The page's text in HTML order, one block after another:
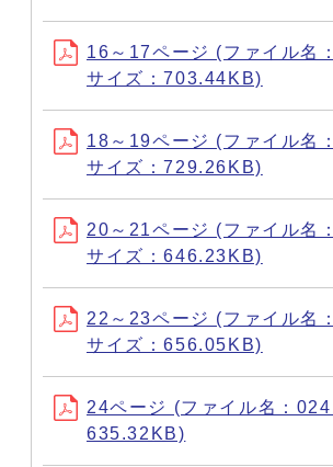
16～17ページ (ファイル名
サイズ：703.44KB)
18～19ページ (ファイル名
サイズ：729.26KB)
20～21ページ (ファイル名
サイズ：646.23KB)
22～23ページ (ファイル名
サイズ：656.05KB)
24ページ (ファイル名：
635.32KB)